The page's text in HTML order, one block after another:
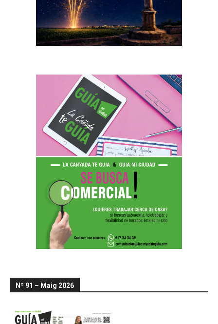
Nº 91 – Maig 2026